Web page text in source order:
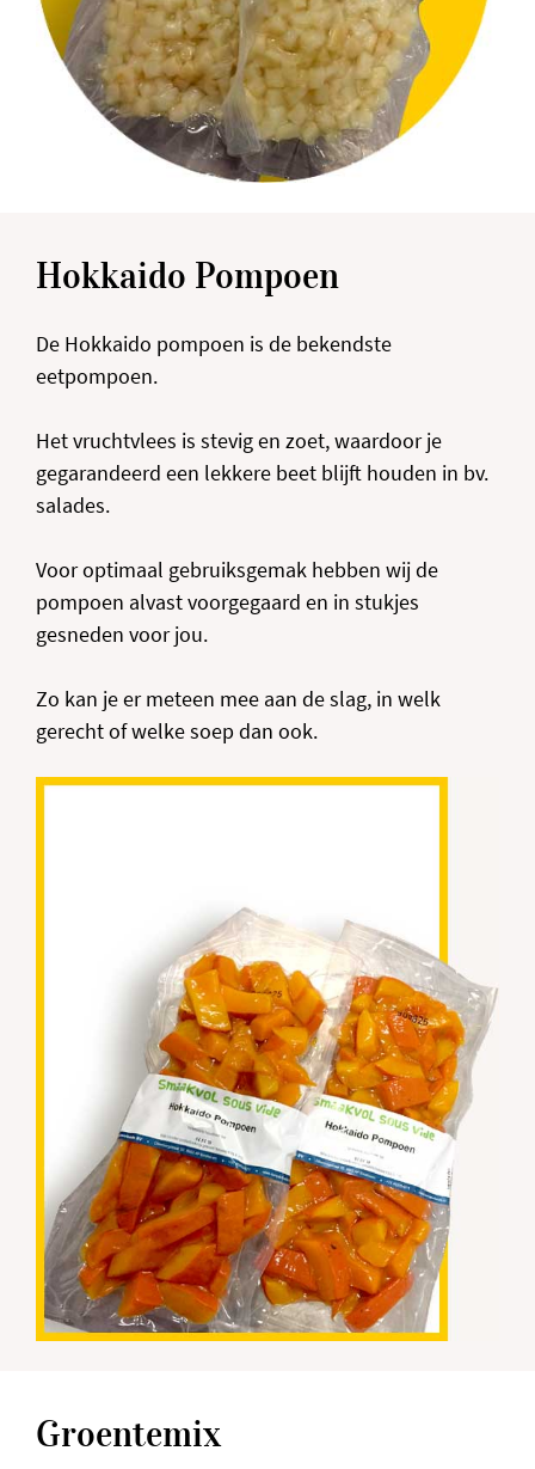
Hokkaido Pompoen
De Hokkaido pompoen is de bekendste
eetpompoen.
Het vruchtvlees is stevig en zoet, waardoor je
gegarandeerd een lekkere beet blijft houden in bv.
salades.
Voor optimaal gebruiksgemak hebben wij de
pompoen alvast voorgegaard en in stukjes
gesneden voor jou.
Zo kan je er meteen mee aan de slag, in welk
gerecht of welke soep dan ook.
Groentemix